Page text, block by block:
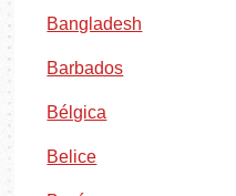
Bangladesh
Barbados
Bélgica
Belice